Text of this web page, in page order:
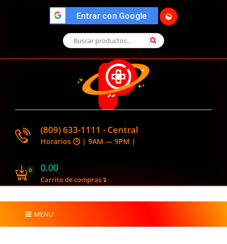
Entrar con Google 🌓
(809) 633-1111 - Central
Horarios 🕑 | 9AM — 9PM |
0 0.00
Carrito de compras↴
MENU